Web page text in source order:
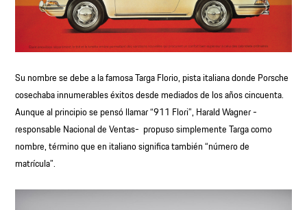
Su nombre se debe a la famosa Targa Florio, pista italiana donde Porsche
cosechaba innumerables éxitos desde mediados de los años cincuenta.
Aunque al principio se pensó llamar “911 Flori”, Harald Wagner -
responsable Nacional de Ventas- propuso simplemente Targa como
nombre, término que en italiano significa también “número de
matrícula”.